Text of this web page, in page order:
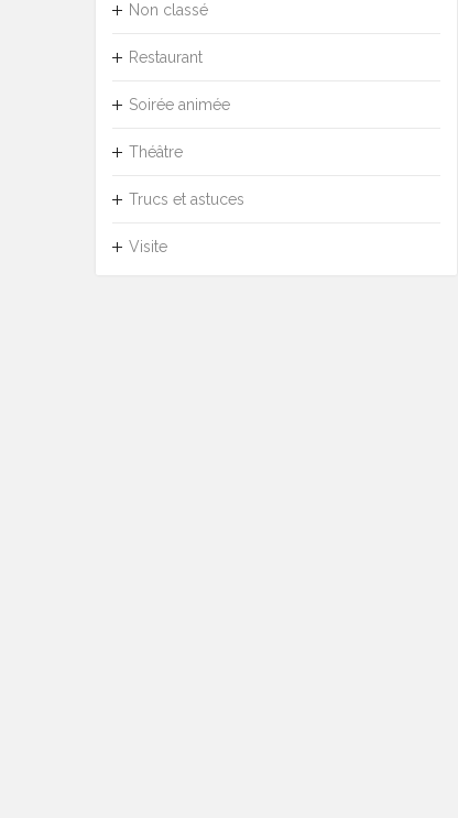
Non classé
Restaurant
Soirée animée
Théâtre
Trucs et astuces
Visite